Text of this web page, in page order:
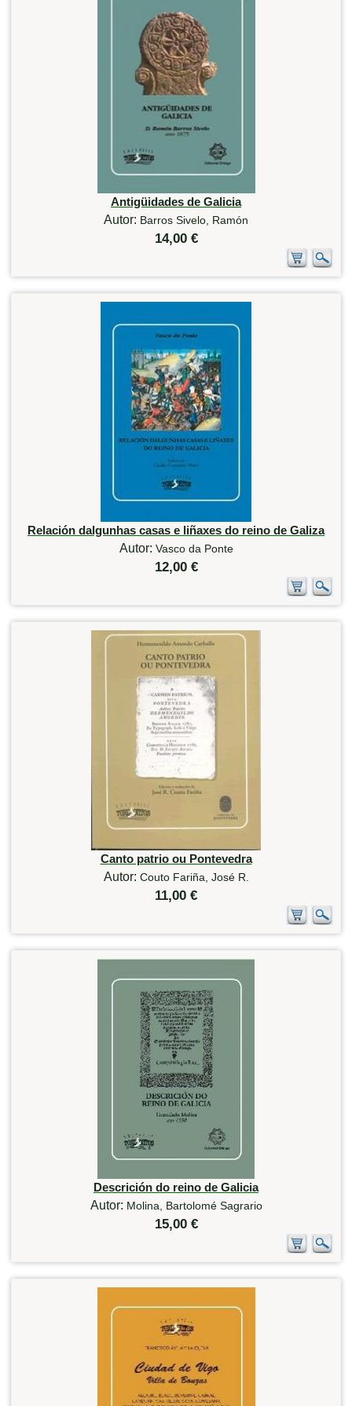
Antigüidades de Galicia
Autor: Barros Sivelo, Ramón
14,00 €
Relación dalgunhas casas e liñaxes do reino de Galiza
Autor: Vasco da Ponte
12,00 €
Canto patrio ou Pontevedra
Autor: Couto Fariña, José R.
11,00 €
Descrición do reino de Galicia
Autor: Molina, Bartolomé Sagrario
15,00 €